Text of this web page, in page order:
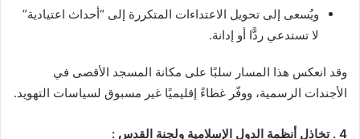
ويُسعى إلى تحويل الاعتداءات المتكررة إلى “أحداث اعتيادية”
لا تستدعي ردًّا أو إدانة.
وقد انعكس هذا المسار سلبًا على مكانة المسجد الأقصى في
الأجندات الرسمية، ووفّر غطاءً إقليميًا غير مسبوق لسياسات التهويد.
4 . تخاذل أنظمة الدول الإسلامية ولجنة القدس :